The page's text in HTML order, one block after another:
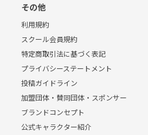
その他
利用規約
スクール会員規約
特定商取引法に基づく表記
プライバシーステートメント
投稿ガイドライン
加盟団体・賛同団体・スポンサー
ブランドコンセプト
公式キャラクター紹介